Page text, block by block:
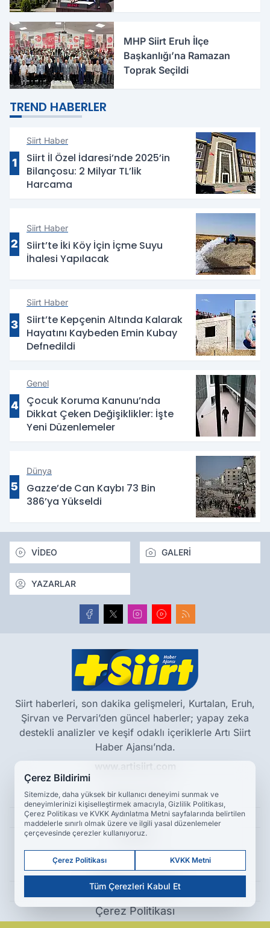
MHP Siirt Eruh İlçe
Başkanlığı’na Ramazan
Toprak Seçildi
TREND HABERLER
1
Siirt Haber
Siirt İl Özel İdaresi’nde 2025’in
Bilançosu: 2 Milyar TL’lik
Harcama
2
Siirt Haber
Siirt’te İki Köy İçin İçme Suyu
İhalesi Yapılacak
3
Siirt Haber
Siirt’te Kepçenin Altında Kalarak
Hayatını Kaybeden Emin Kubay
Defnedildi
4
Genel
Çocuk Koruma Kanunu’nda
Dikkat Çeken Değişiklikler: İşte
Yeni Düzenlemeler
5
Dünya
Gazze’de Can Kaybı 73 Bin
386’ya Yükseldi
VİDEO GALERİ
YAZARLAR
Siirt haberleri, son dakika gelişmeleri, Kurtalan, Eruh,
Şirvan ve Pervari’den güncel haberler; yapay zeka
destekli analizler ve keşif odaklı içeriklerle Artı Siirt
Haber Ajansı’nda.
www.artisiirt.com
Hakkımızda
Künye
Reklam
Kullanım Koşulları
Gizlilik Politikası
Çerez Politikası
Çerez Bildirimi
Sitemizde, daha yüksek bir kullanıcı deneyimi sunmak ve
deneyimlerinizi kişiselleştirmek amacıyla, Gizlilik Politikası,
Çerez Politikası ve KVKK Aydınlatma Metni sayfalarında belirtilen
maddelerle sınırlı olmak üzere ve ilgili yasal düzenlemeler
çerçevesinde çerezler kullanıyoruz.
Çerez Politikası KVKK Metni
Tüm Çerezleri Kabul Et